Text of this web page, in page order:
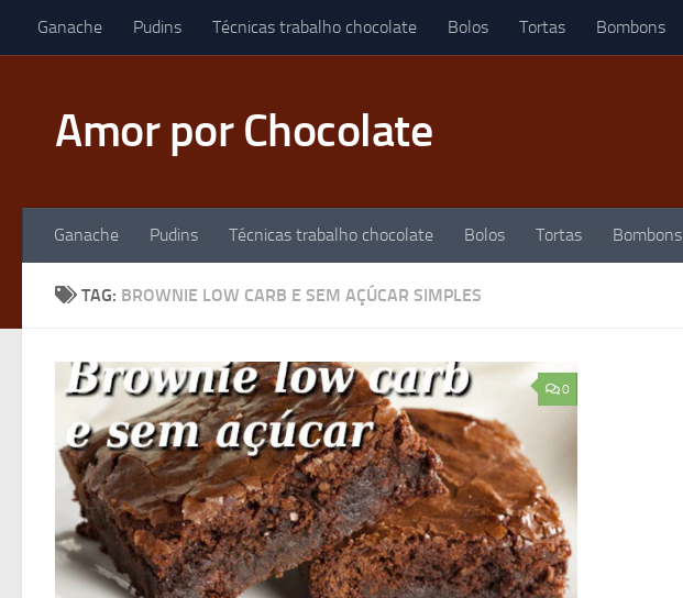
Skip to content
Ganache Pudins Técnicas trabalho chocolate Bolos Tortas Bombons
Amor por Chocolate
Ganache Pudins Técnicas trabalho chocolate Bolos Tortas Bombons
TAG: BROWNIE LOW CARB E SEM AÇÚCAR SIMPLES
0